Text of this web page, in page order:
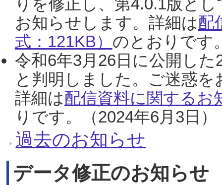
お知らせします。詳細は配
式：121KB） のとおりです
令和6年3月26日に公開し
と判明しました。ご迷惑
詳細は配信資料に関するお
りです。（2024年6月3日）
過去のお知らせ
データ修正のお知らせ